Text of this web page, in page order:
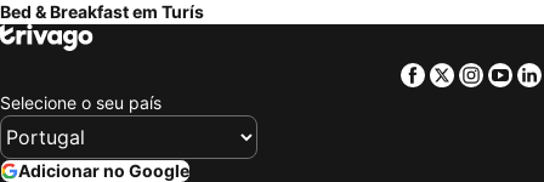
Jalance, bed and breakfasts
Albalat de la Ribera, bed and breakfasts
Macastre, bed and breakfasts
Villamarchante, bed and breakfasts
Bétera, bed and breakfasts
Alfara del Patriarca, bed and breakfasts
Petrés, bed and breakfasts
Bed & Breakfast em Turís
Facebook
Twitter
Selecione o seu país
Adicionar no Google